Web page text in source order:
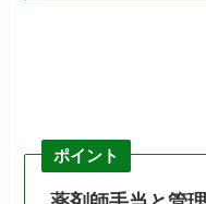
ポイント